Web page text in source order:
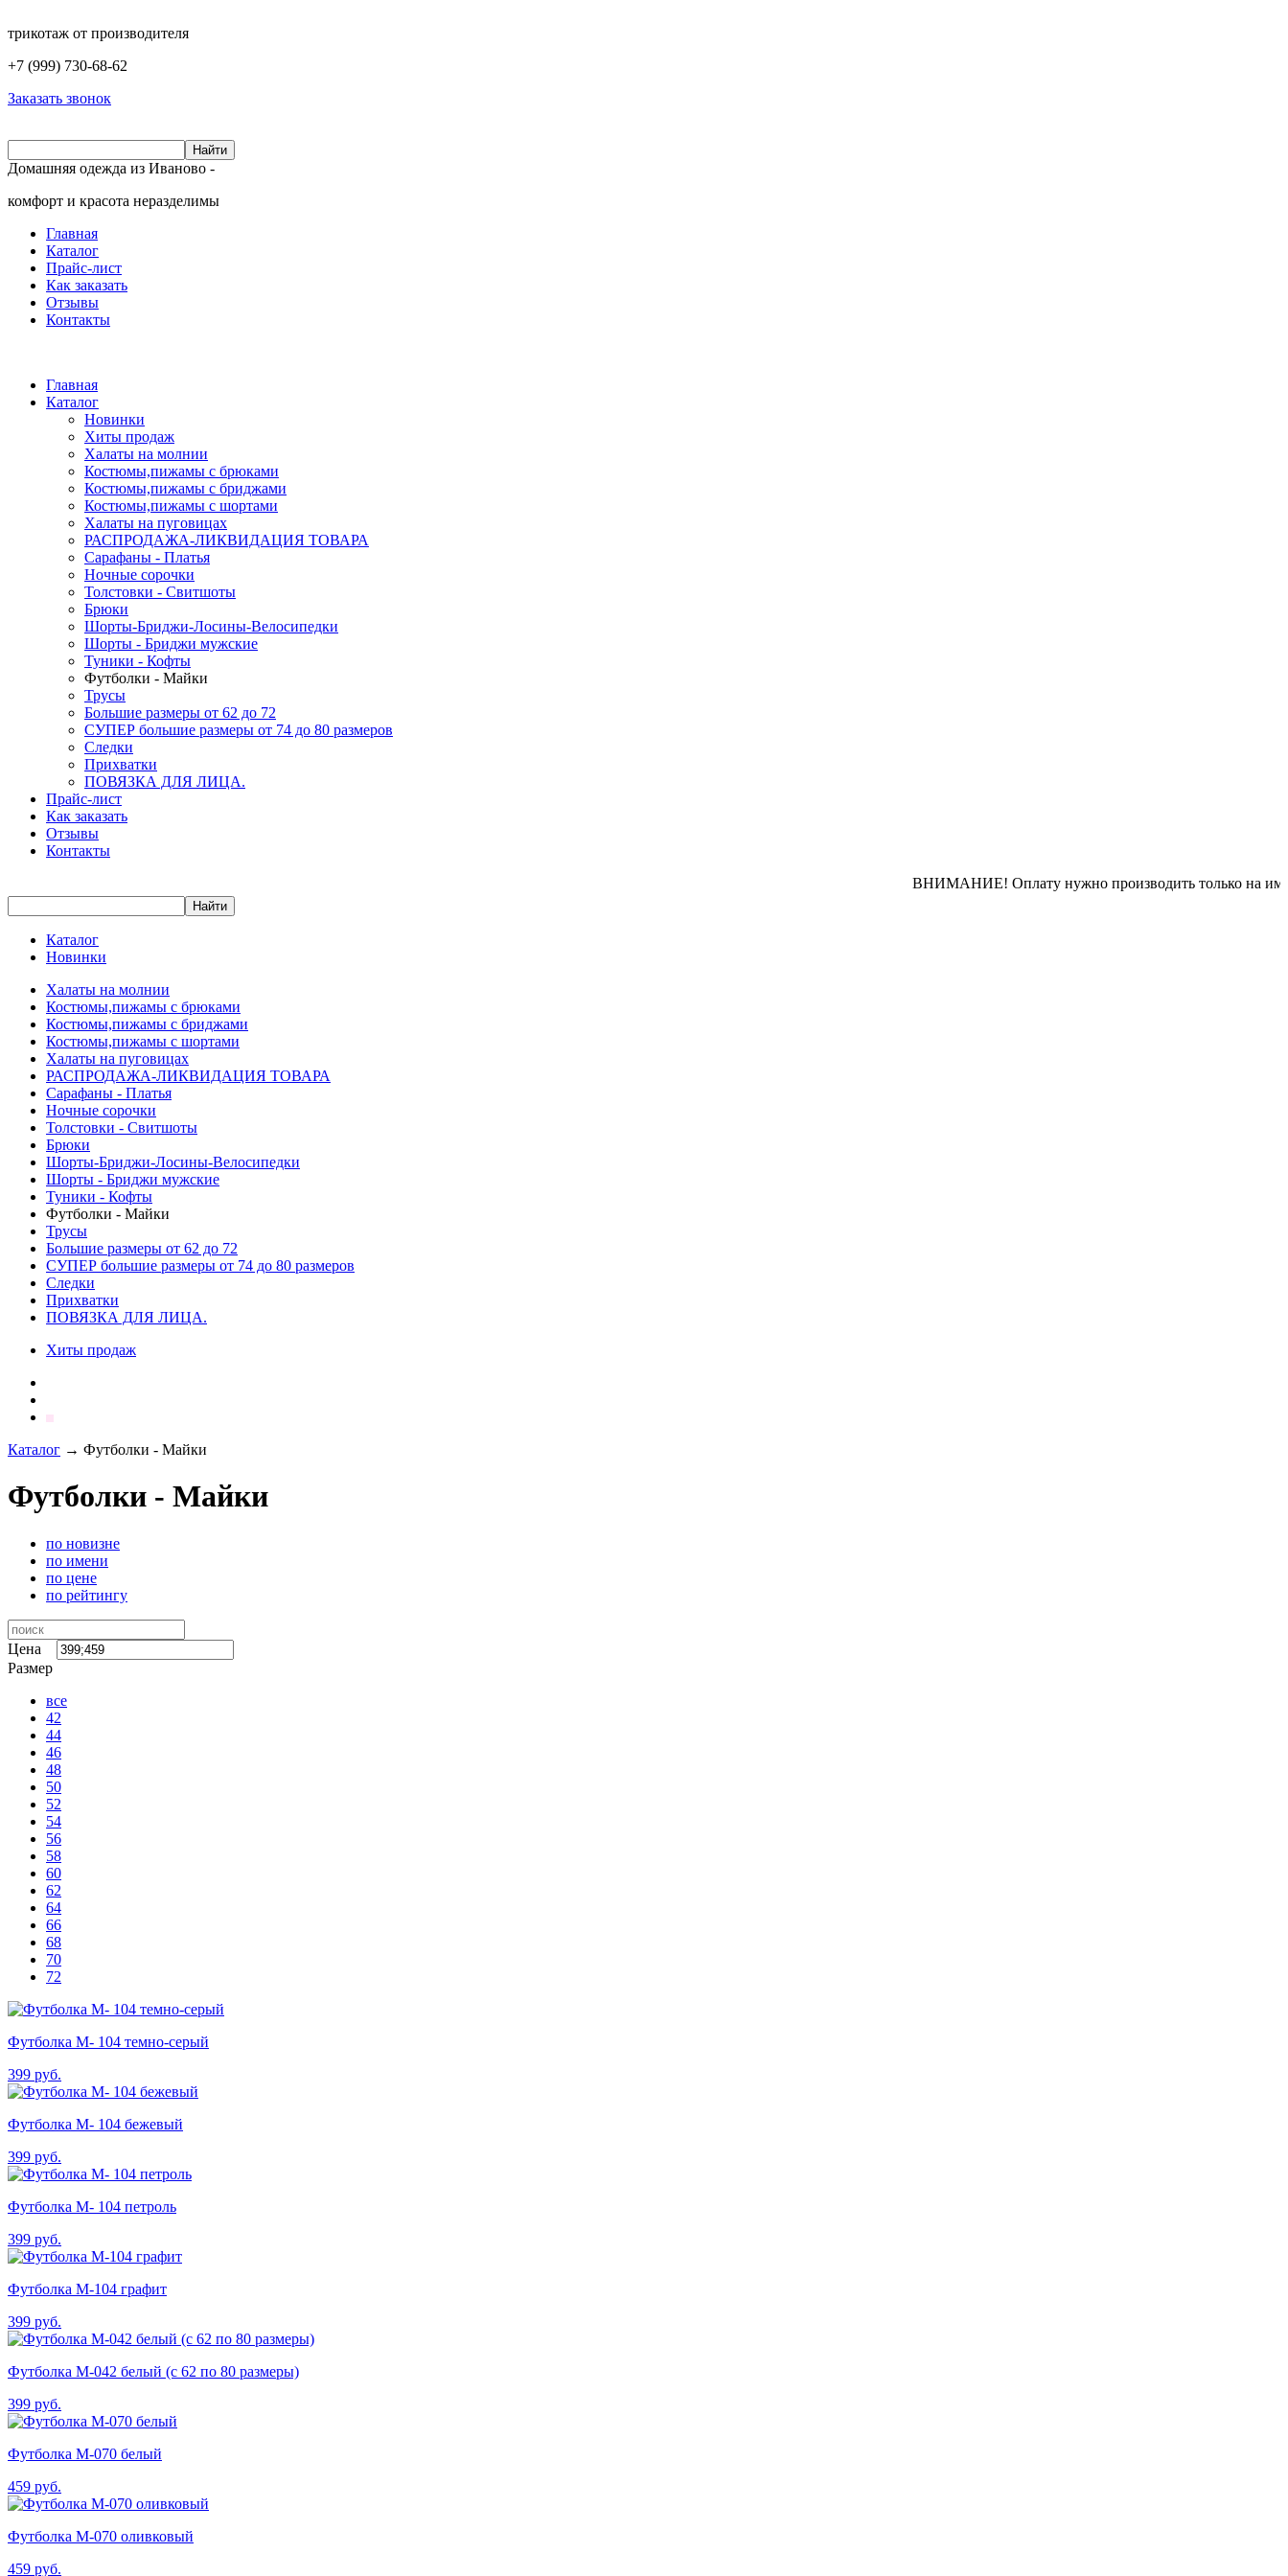
трикотаж от производителя
+7 (999) 730-68-62
Заказать звонок
Домашняя одежда из Иваново -
комфорт и красота неразделимы
Главная
Каталог
Прайс-лист
Как заказать
Отзывы
Контакты
Главная
Каталог
Новинки
Хиты продаж
Халаты на молнии
Костюмы,пижамы с брюками
Костюмы,пижамы с бриджами
Костюмы,пижамы с шортами
Халаты на пуговицах
РАСПРОДАЖА-ЛИКВИДАЦИЯ ТОВАРА
Сарафаны - Платья
Ночные сорочки
Толстовки - Свитшоты
Брюки
Шорты-Бриджи-Лосины-Велосипедки
Шорты - Бриджи мужские
Туники - Кофты
Футболки - Майки
Трусы
Большие размеры от 62 до 72
СУПЕР большие размеры от 74 до 80 размеров
Следки
Прихватки
ПОВЯЗКА ДЛЯ ЛИЦА.
Прайс-лист
Как заказать
Отзывы
Контакты
ВНИМАНИЕ! Оплату нужно производить только на
Каталог
Новинки
Халаты на молнии
Костюмы,пижамы с брюками
Костюмы,пижамы с бриджами
Костюмы,пижамы с шортами
Халаты на пуговицах
РАСПРОДАЖА-ЛИКВИДАЦИЯ ТОВАРА
Сарафаны - Платья
Ночные сорочки
Толстовки - Свитшоты
Брюки
Шорты-Бриджи-Лосины-Велосипедки
Шорты - Бриджи мужские
Туники - Кофты
Футболки - Майки
Трусы
Большие размеры от 62 до 72
СУПЕР большие размеры от 74 до 80 размеров
Следки
Прихватки
ПОВЯЗКА ДЛЯ ЛИЦА.
Хиты продаж
Каталог → Футболки - Майки
Футболки - Майки
по новизне
по имени
по цене
по рейтингу
Цена
Размер
все
42
44
46
48
50
52
54
56
58
60
62
64
66
68
70
72
Футболка М- 104 темно-серый
399 руб.
Футболка М- 104 бежевый
399 руб.
Футболка М- 104 петроль
399 руб.
Футболка М-104 графит
399 руб.
Футболка М-042 белый (с 62 по 80 размеры)
399 руб.
Футболка М-070 белый
459 руб.
Футболка М-070 оливковый
459 руб.